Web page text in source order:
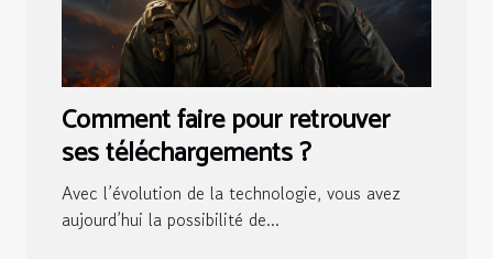
Comment faire pour retrouver
ses téléchargements ?
Avec l’évolution de la technologie, vous avez
aujourd’hui la possibilité de...